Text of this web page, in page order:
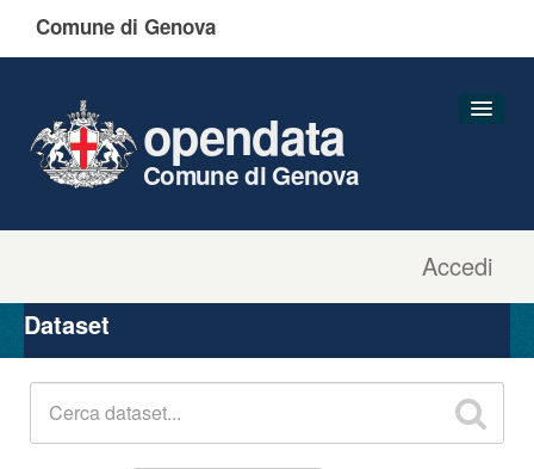
Comune di Genova
Accedi
opendata
Comune di Genova
Organizzazioni
Gruppi
Dataset